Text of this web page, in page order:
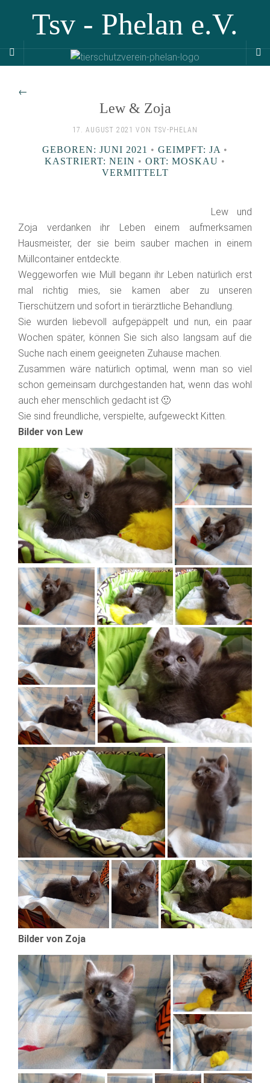
Tsv - Phelan e.V.
←
Lew & Zoja
17. AUGUST 2021 VON TSV-PHELAN
GEBOREN: JUNI 2021 • GEIMPFT: JA •
KASTRIERT: NEIN • ORT: MOSKAU •
VERMITTELT
Lew und
Zoja verdanken ihr Leben einem aufmerksamen
Hausmeister, der sie beim sauber machen in einem
Müllcontainer entdeckte.
Weggeworfen wie Müll begann ihr Leben natürlich erst
mal richtig mies, sie kamen aber zu unseren
Tierschützern und sofort in tierärztliche Behandlung.
Sie wurden liebevoll aufgepäppelt und nun, ein paar
Wochen später, können Sie sich also langsam auf die
Suche nach einem geeigneten Zuhause machen.
Zusammen wäre natürlich optimal, wenn man so viel
schon gemeinsam durchgestanden hat, wenn das wohl
auch eher menschlich gedacht ist 🙂
Sie sind freundliche, verspielte, aufgeweckt Kitten.
Bilder von Lew
Bilder von Zoja